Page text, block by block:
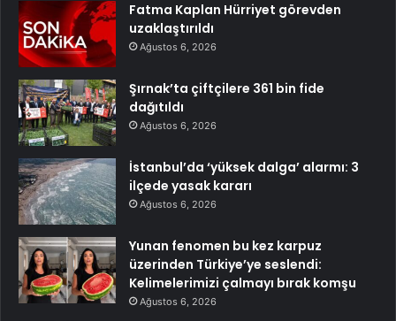
Fatma Kaplan Hürriyet görevden
uzaklaştırıldı
Ağustos 6, 2026
Şırnak’ta çiftçilere 361 bin fide
dağıtıldı
Ağustos 6, 2026
İstanbul’da ‘yüksek dalga’ alarmı: 3
ilçede yasak kararı
Ağustos 6, 2026
Yunan fenomen bu kez karpuz
üzerinden Türkiye’ye seslendi:
Kelimelerimizi çalmayı bırak komşu
Ağustos 6, 2026